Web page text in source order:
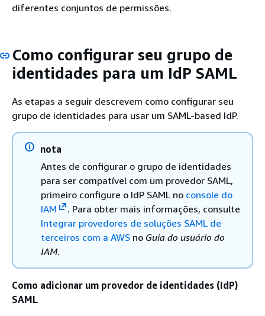
diferentes conjuntos de permissões.
Como configurar seu grupo de
identidades para um IdP SAML
As etapas a seguir descrevem como configurar seu
grupo de identidades para usar um SAML-based IdP.
nota
Antes de configurar o grupo de identidades
para ser compatível com um provedor SAML,
primeiro configure o IdP SAML no console do
IAM
. Para obter mais informações, consulte
Integrar provedores de soluções SAML de
terceiros com a AWS no Guia do usuário do
IAM.
Como adicionar um provedor de identidades (IdP)
SAML